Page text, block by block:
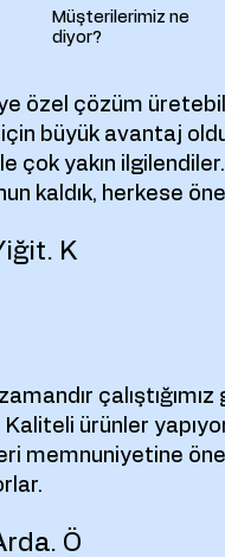
Müşterilerimiz ne
diyor?
özel çözüm
büyük avantaj
çok yakın
kaldık, herkese
K
ürünler
memnuniyetine
Ö